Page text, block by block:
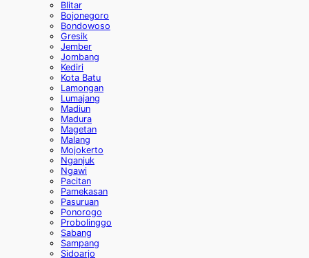
Blitar
Bojonegoro
Bondowoso
Gresik
Jember
Jombang
Kediri
Kota Batu
Lamongan
Lumajang
Madiun
Madura
Magetan
Malang
Mojokerto
Nganjuk
Ngawi
Pacitan
Pamekasan
Pasuruan
Ponorogo
Probolinggo
Sabang
Sampang
Sidoarjo